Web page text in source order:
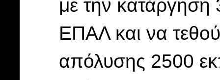
με την κατάργηση
ΕΠΑΛ και να
απόλυσης 2500